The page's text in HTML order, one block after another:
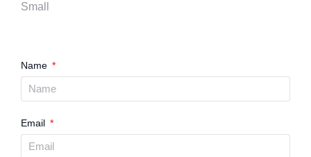
Small
Name
Email